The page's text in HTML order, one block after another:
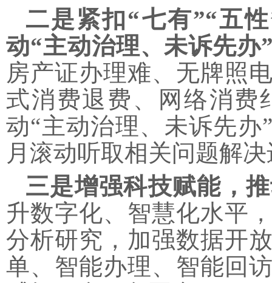
二是紧扣“七有”“五
动“主动治理、未诉先办
房产证办理难、无牌照
式消费退费、网络消费
动“主动治理、未诉先办
月滚动听取相关问题解
三是增强科技赋能，
升数字化、智慧化水平
分析研究，加强数据开
单、智能办理、智能回